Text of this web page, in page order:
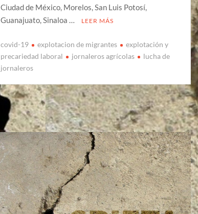
Ciudad de México, Morelos, San Luis Potosí,
Guanajuato, Sinaloa …
LEER MÁS
covid-19 explotacion de migrantes
explotación y
precariedad laboral
jornaleros agrícolas
lucha de
jornaleros